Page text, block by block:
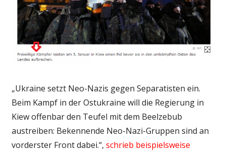
„Ukraine setzt Neo-Nazis gegen Separatisten ein.
Beim Kampf in der Ostukraine will die Regierung in
Kiew offenbar den Teufel mit dem Beelzebub
austreiben: Bekennende Neo-Nazi-Gruppen sind an
vorderster Front dabei.“, schrieb beispielsweise